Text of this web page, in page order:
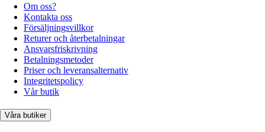
Om oss?
Kontakta oss
Försäljningsvillkor
Returer och återbetalningar
Ansvarsfriskrivning
Betalningsmetoder
Priser och leveransalternativ
Integritetspolicy
Vår butik
Våra butiker